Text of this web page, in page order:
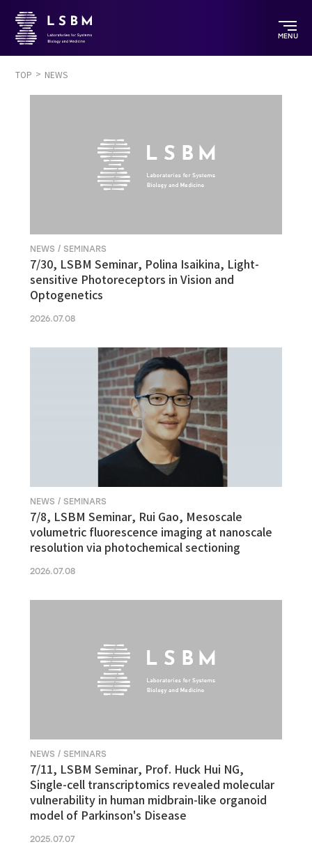
MENU
TOP NEWS
NEWS / SEMINARS
7/30, LSBM Seminar, Polina Isaikina, Light-
sensitive Photoreceptors in Vision and
Optogenetics
2026.07.08
NEWS / SEMINARS
7/8, LSBM Seminar, Rui Gao, Mesoscale
volumetric fluorescence imaging at nanoscale
resolution via photochemical sectioning
2026.07.08
NEWS / SEMINARS
7/11, LSBM Seminar, Prof. Huck Hui NG,
Single-cell transcriptomics revealed molecular
vulnerability in human midbrain-like organoid
model of Parkinson's Disease
2025.07.07